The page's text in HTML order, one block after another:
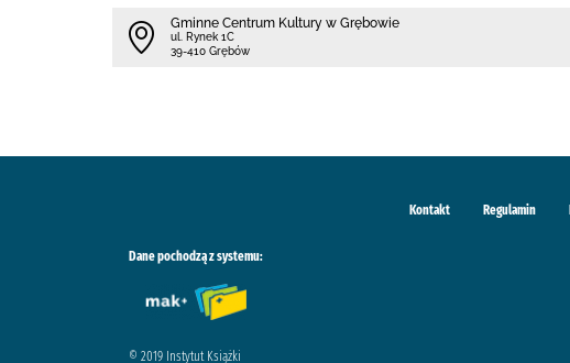
Gminne Centrum Kultury w Grębowie
ul. Rynek 1C
39-410 Grębów
Kontakt Regulamin
Dane pochodzą z systemu:
© 2019 Instytut Książki